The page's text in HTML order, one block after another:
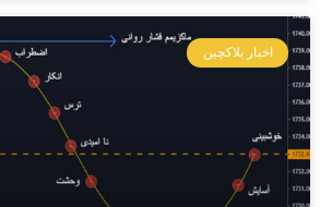
اخبار بلاکچین